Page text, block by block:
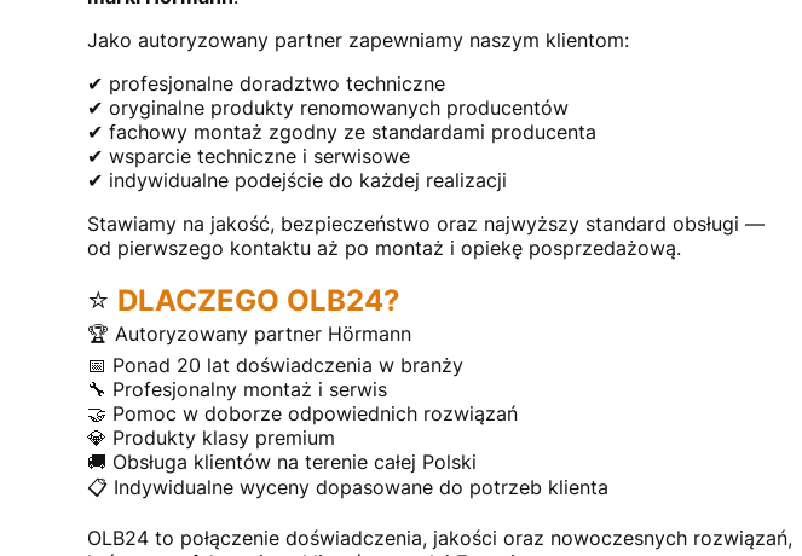
Jako autoryzowany partner zapewniamy naszym klientom:
✔ profesjonalne doradztwo techniczne
✔ oryginalne produkty renomowanych producentów
✔ fachowy montaż zgodny ze standardami producenta
✔ wsparcie techniczne i serwisowe
✔ indywidualne podejście do każdej realizacji
Stawiamy na jakość, bezpieczeństwo oraz najwyższy standard obsługi —
od pierwszego kontaktu aż po montaż i opiekę posprzedażową.
⭐ DLACZEGO OLB24?
🏆 Autoryzowany partner Hörmann
📅 Ponad 20 lat doświadczenia w branży
🔧 Profesjonalny montaż i serwis
🤝 Pomoc w doborze odpowiednich rozwiązań
💎 Produkty klasy premium
🚚 Obsługa klientów na terenie całej Polski
📋 Indywidualne wyceny dopasowane do potrzeb klienta
OLB24 to połączenie doświadczenia, jakości oraz nowoczesnych rozwiązań,